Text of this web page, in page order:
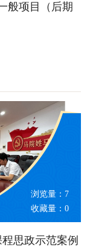
般项目（后期
浏览量： 7
收藏量： 0
思政示范案例